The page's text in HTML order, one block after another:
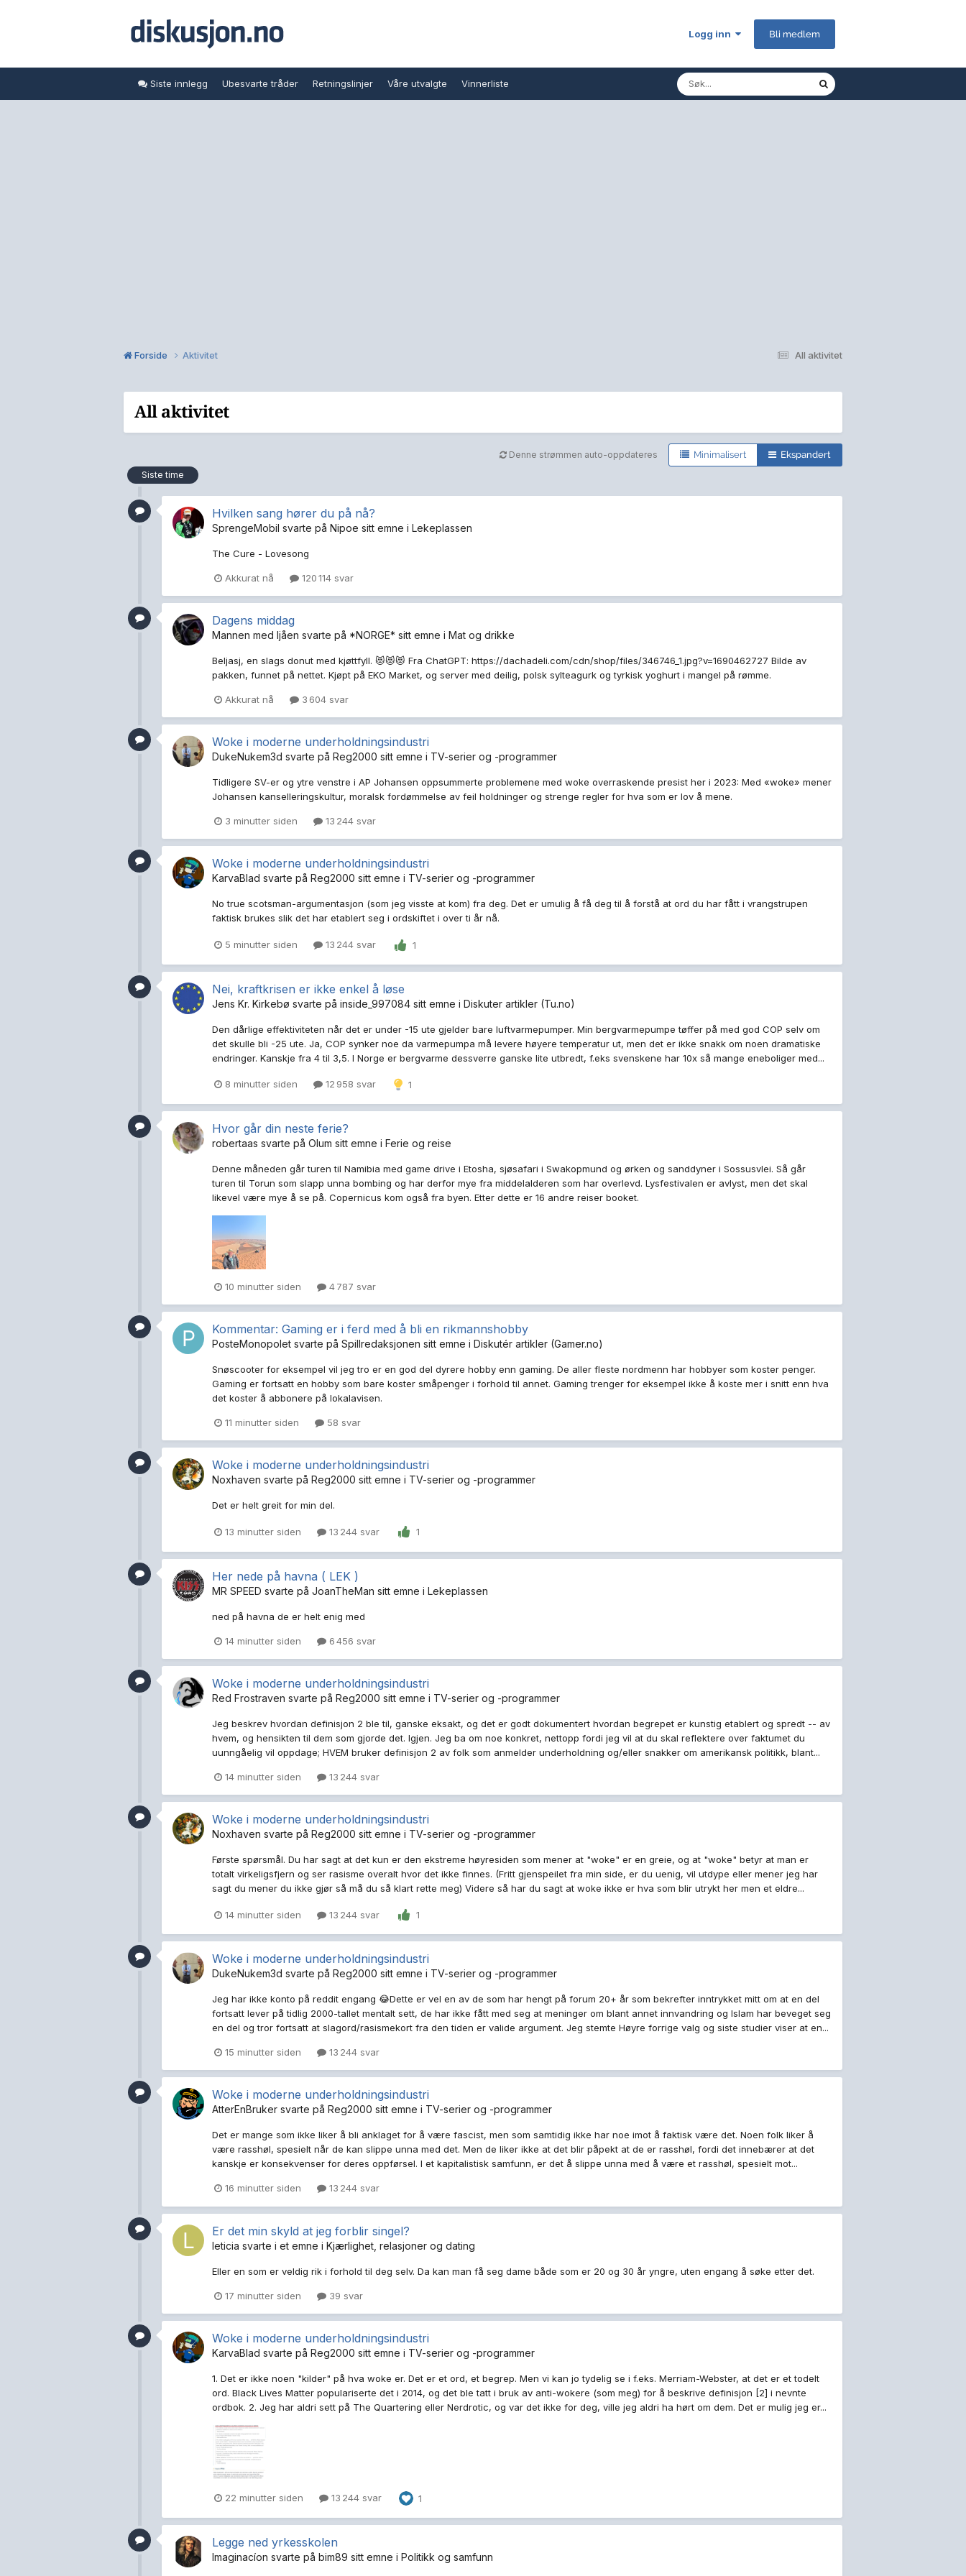
Logg inn Bli medlem
Siste innlegg Ubesvarte tråder Retningslinjer Våre utvalgte Vinnerliste
All aktivitet
Forside Aktivitet
All aktivitet
Denne strømmen auto-oppdateres Minimalisert
Ekspandert
Siste time
Hvilken sang hører du på nå?
SprengeMobil svarte på Nipoe sitt emne i Lekeplassen
The Cure - Lovesong
Akkurat nå 120 114 svar
Dagens middag
Mannen med ljåen svarte på *NORGE* sitt emne i Mat og drikke
Beljasj, en slags donut med kjøttfyll. 😻😻😻 Fra ChatGPT: https://dachadeli.com/cdn/shop/files/346746_1.jpg?v=1690462727 Bilde av
pakken, funnet på nettet. Kjøpt på EKO Market, og server med deilig, polsk sylteagurk og tyrkisk yoghurt i mangel på rømme.
Akkurat nå 3 604 svar
Woke i moderne underholdningsindustri
DukeNukem3d svarte på Reg2000 sitt emne i TV-serier og -programmer
Tidligere SV-er og ytre venstre i AP Johansen oppsummerte problemene med woke overraskende presist her i 2023: Med «woke» mener
Johansen kanselleringskultur, moralsk fordømmelse av feil holdninger og strenge regler for hva som er lov å mene.
3 minutter siden 13 244 svar
Woke i moderne underholdningsindustri
KarvaBlad svarte på Reg2000 sitt emne i TV-serier og -programmer
No true scotsman-argumentasjon (som jeg visste at kom) fra deg. Det er umulig å få deg til å forstå at ord du har fått i vrangstrupen
faktisk brukes slik det har etablert seg i ordskiftet i over ti år nå.
5 minutter siden 13 244 svar 1
Nei, kraftkrisen er ikke enkel å løse
Jens Kr. Kirkebø svarte på inside_997084 sitt emne i Diskuter artikler (Tu.no)
Den dårlige effektiviteten når det er under -15 ute gjelder bare luftvarmepumper. Min bergvarmepumpe tøffer på med god COP selv om
det skulle bli -25 ute. Ja, COP synker noe da varmepumpa må levere høyere temperatur ut, men det er ikke snakk om noen dramatiske
endringer. Kanskje fra 4 til 3,5. I Norge er bergvarme dessverre ganske lite utbredt, f.eks svenskene har 10x så mange eneboliger med...
8 minutter siden 12 958 svar 1
Hvor går din neste ferie?
robertaas svarte på Olum sitt emne i Ferie og reise
Denne måneden går turen til Namibia med game drive i Etosha, sjøsafari i Swakopmund og ørken og sanddyner i Sossusvlei. Så går
turen til Torun som slapp unna bombing og har derfor mye fra middelalderen som har overlevd. Lysfestivalen er avlyst, men det skal
likevel være mye å se på. Copernicus kom også fra byen. Etter dette er 16 andre reiser booket.
10 minutter siden 4 787 svar
Kommentar: Gaming er i ferd med å bli en rikmannshobby
PosteMonopolet svarte på Spillredaksjonen sitt emne i Diskutér artikler (Gamer.no)
Snøscooter for eksempel vil jeg tro er en god del dyrere hobby enn gaming. De aller fleste nordmenn har hobbyer som koster penger.
Gaming er fortsatt en hobby som bare koster småpenger i forhold til annet. Gaming trenger for eksempel ikke å koste mer i snitt enn hva
det koster å abbonere på lokalavisen.
11 minutter siden 58 svar
Woke i moderne underholdningsindustri
Noxhaven svarte på Reg2000 sitt emne i TV-serier og -programmer
Det er helt greit for min del.
13 minutter siden 13 244 svar 1
Her nede på havna ( LEK )
MR SPEED svarte på JoanTheMan sitt emne i Lekeplassen
ned på havna de er helt enig med
14 minutter siden 6 456 svar
Woke i moderne underholdningsindustri
Red Frostraven svarte på Reg2000 sitt emne i TV-serier og -programmer
Jeg beskrev hvordan definisjon 2 ble til, ganske eksakt, og det er godt dokumentert hvordan begrepet er kunstig etablert og spredt -- av
hvem, og hensikten til dem som gjorde det. Igjen. Jeg ba om noe konkret, nettopp fordi jeg vil at du skal reflektere over faktumet du
uunngåelig vil oppdage; HVEM bruker definisjon 2 av folk som anmelder underholdning og/eller snakker om amerikansk politikk, blant...
14 minutter siden 13 244 svar
Woke i moderne underholdningsindustri
Noxhaven svarte på Reg2000 sitt emne i TV-serier og -programmer
Første spørsmål. Du har sagt at det kun er den ekstreme høyresiden som mener at "woke" er en greie, og at "woke" betyr at man er
totalt virkeligsfjern og ser rasisme overalt hvor det ikke finnes. (Fritt gjenspeilet fra min side, er du uenig, vil utdype eller mener jeg har
sagt du mener du ikke gjør så må du så klart rette meg) Videre så har du sagt at woke ikke er hva som blir utrykt her men et eldre...
14 minutter siden 13 244 svar 1
Woke i moderne underholdningsindustri
DukeNukem3d svarte på Reg2000 sitt emne i TV-serier og -programmer
Jeg har ikke konto på reddit engang 😂Dette er vel en av de som har hengt på forum 20+ år som bekrefter inntrykket mitt om at en del
fortsatt lever på tidlig 2000-tallet mentalt sett, de har ikke fått med seg at meninger om blant annet innvandring og Islam har beveget seg
en del og tror fortsatt at slagord/rasismekort fra den tiden er valide argument. Jeg stemte Høyre forrige valg og siste studier viser at en...
15 minutter siden 13 244 svar
Woke i moderne underholdningsindustri
AtterEnBruker svarte på Reg2000 sitt emne i TV-serier og -programmer
Det er mange som ikke liker å bli anklaget for å være fascist, men som samtidig ikke har noe imot å faktisk være det. Noen folk liker å
være rasshøl, spesielt når de kan slippe unna med det. Men de liker ikke at det blir påpekt at de er rasshøl, fordi det innebærer at det
kanskje er konsekvenser for deres oppførsel. I et kapitalistisk samfunn, er det å slippe unna med å være et rasshøl, spesielt mot...
16 minutter siden 13 244 svar
Er det min skyld at jeg forblir singel?
leticia svarte i et emne i Kjærlighet, relasjoner og dating
Eller en som er veldig rik i forhold til deg selv. Da kan man få seg dame både som er 20 og 30 år yngre, uten engang å søke etter det.
17 minutter siden 39 svar
Woke i moderne underholdningsindustri
KarvaBlad svarte på Reg2000 sitt emne i TV-serier og -programmer
1. Det er ikke noen "kilder" på hva woke er. Det er et ord, et begrep. Men vi kan jo tydelig se i f.eks. Merriam-Webster, at det er et todelt
ord. Black Lives Matter populariserte det i 2014, og det ble tatt i bruk av anti-wokere (som meg) for å beskrive definisjon [2] i nevnte
ordbok. 2. Jeg har aldri sett på The Quartering eller Nerdrotic, og var det ikke for deg, ville jeg aldri ha hørt om dem. Det er mulig jeg er...
22 minutter siden 13 244 svar 1
Legge ned yrkesskolen
Imaginacíon svarte på bim89 sitt emne i Politikk og samfunn